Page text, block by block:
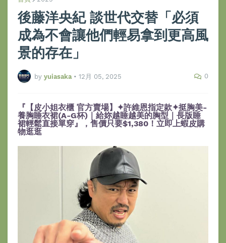
後藤洋央紀 談世代交替「必須
成為不會讓他們輕易拿到更高風
景的存在」
by yuiasaka • 12月 05, 2025 0
『【皮小姐衣櫃 官方賣場】✦許維恩指定款✦挺胸美-
養胸睡衣裙(A-G杯)｜給妳越睡越美的胸型｜長版睡
裙輕鬆直接單穿』，售價只要$1,380！立即上蝦皮購
物逛逛